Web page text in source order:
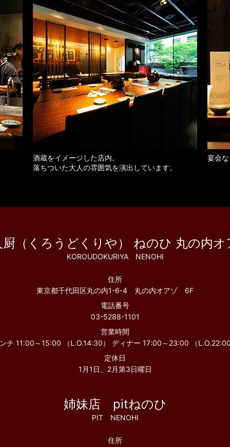
酒蔵をイメージした店内。
落ちついた大人の雰囲気を演出しています。
宴会な
厨（くろうどくりや） ねのひ 丸の内オ
KOROUDOKURIYA NENOHI
住所
東京都千代田区丸の内1-6-4 丸の内オアゾ 6F
電話番号
03-5288-1101
営業時間
チ 11:00～15:00 （L.O.14:30） ディナー 17:00～23:00 （L.O.22:00
定休日
1月1日、2月第3日曜日
姉妹店 pitねのひ
PIT NENOHI
住所